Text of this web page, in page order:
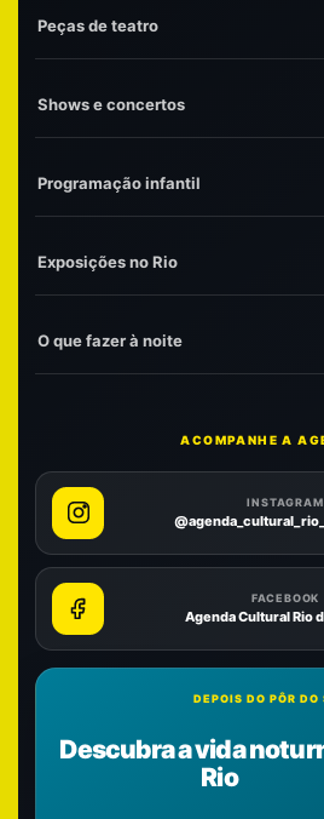
Peças de teatro
Shows e concertos
Programação infantil
Exposições no Rio
O que fazer à noite
ACOMPANHE A
INSTAGRAM
FACEBOOK
Agenda Cultural Rio
DEPOIS DO PÔR DO
Descubra a vida
Rio